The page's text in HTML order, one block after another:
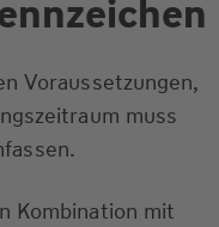
Voraussetzungen,
muss
Kombination mit